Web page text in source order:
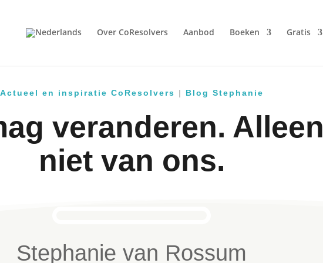
Over CoResolvers Aanbod Boeken Gratis
Actueel en inspiratie CoResolvers | Blog Stephanie
veranderen. Alleen
niet van ons.
Stephanie van Rossum